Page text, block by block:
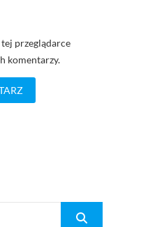
przeglądarce
komentarzy.